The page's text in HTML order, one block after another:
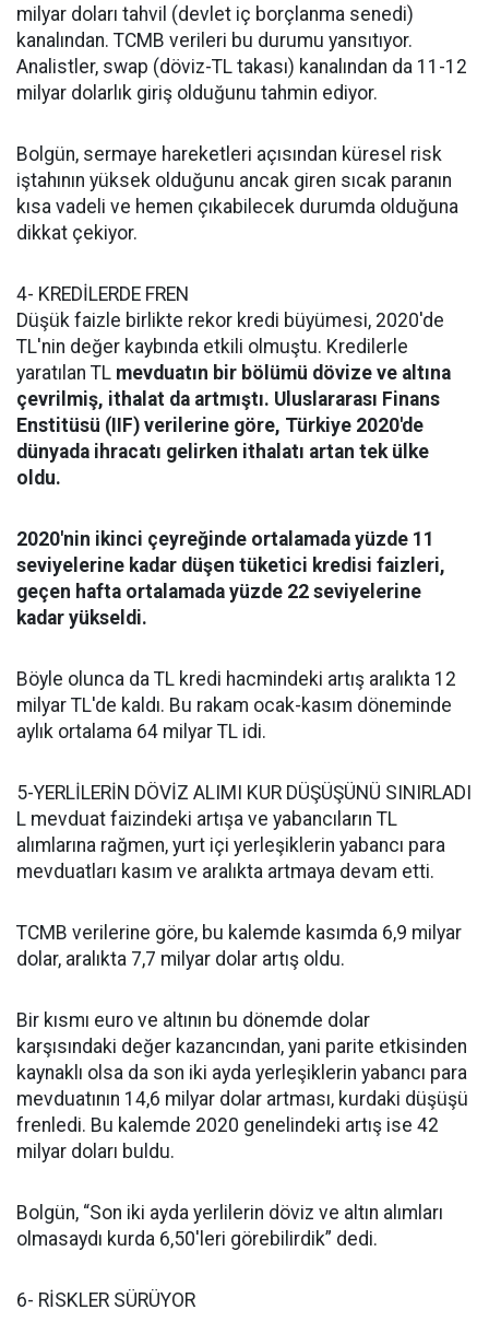
milyar doları tahvil (devlet iç borçlanma senedi)
kanalından. TCMB verileri bu durumu yansıtıyor.
Analistler, swap (döviz-TL takası) kanalından da 11-12
milyar dolarlık giriş olduğunu tahmin ediyor.
Bolgün, sermaye hareketleri açısından küresel risk
iştahının yüksek olduğunu ancak giren sıcak paranın
kısa vadeli ve hemen çıkabilecek durumda olduğuna
dikkat çekiyor.
4- KREDİLERDE FREN
Düşük faizle birlikte rekor kredi büyümesi, 2020'de
TL'nin değer kaybında etkili olmuştu. Kredilerle
yaratılan TL mevduatın bir bölümü dövize ve altına
çevrilmiş, ithalat da artmıştı. Uluslararası Finans
Enstitüsü (IIF) verilerine göre, Türkiye 2020'de
dünyada ihracatı gelirken ithalatı artan tek ülke
oldu.
2020'nin ikinci çeyreğinde ortalamada yüzde 11
seviyelerine kadar düşen tüketici kredisi faizleri,
geçen hafta ortalamada yüzde 22 seviyelerine
kadar yükseldi.
Böyle olunca da TL kredi hacmindeki artış aralıkta 12
milyar TL'de kaldı. Bu rakam ocak-kasım döneminde
aylık ortalama 64 milyar TL idi.
5-YERLİLERİN DÖVİZ ALIMI KUR DÜŞÜŞÜNÜ SINIRLADI
L mevduat faizindeki artışa ve yabancıların TL
alımlarına rağmen, yurt içi yerleşiklerin yabancı para
mevduatları kasım ve aralıkta artmaya devam etti.
TCMB verilerine göre, bu kalemde kasımda 6,9 milyar
dolar, aralıkta 7,7 milyar dolar artış oldu.
Bir kısmı euro ve altının bu dönemde dolar
karşısındaki değer kazancından, yani parite etkisinden
kaynaklı olsa da son iki ayda yerleşiklerin yabancı para
mevduatının 14,6 milyar dolar artması, kurdaki düşüşü
frenledi. Bu kalemde 2020 genelindeki artış ise 42
milyar doları buldu.
Bolgün, “Son iki ayda yerlilerin döviz ve altın alımları
olmasaydı kurda 6,50'leri görebilirdik” dedi.
6- RİSKLER SÜRÜYOR